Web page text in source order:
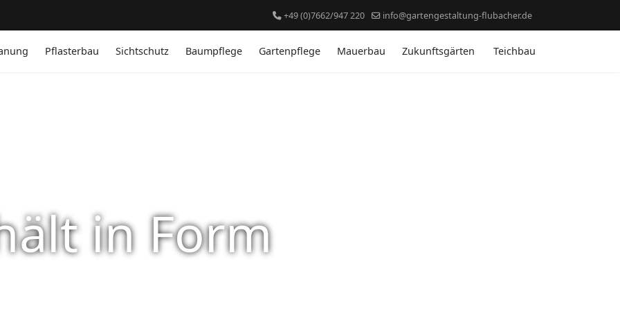
+49 (0)7662/947 220 info@gartengestaltung-flubacher.de
Pflasterbau Sichtschutz Baumpflege Gartenpflege Mauerbau Zukunftsgärten Teichbau
in Form